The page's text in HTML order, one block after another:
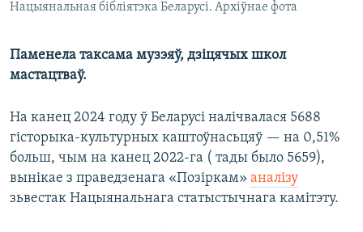
Нацыянальная бібліятэка Беларусі. Архіўнае фота
Паменела таксама музэяў, дзіцячых школ
мастацтваў.
На канец 2024 году ў Беларусі налічвалася 5688
гісторыка-культурных каштоўнасьцяў — на 0,51%
больш, чым на канец 2022-га ( тады было 5659),
вынікае з праведзенага «Позіркам» аналізу
зьвестак Нацыянальнага статыстычнага камітэту.